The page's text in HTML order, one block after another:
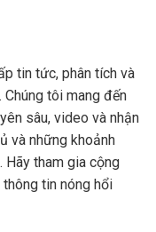
tin tức, phân tích và
tôi mang đến
sâu, video và nhận
và những khoảnh
Hãy tham gia cộng
tin nóng hổi